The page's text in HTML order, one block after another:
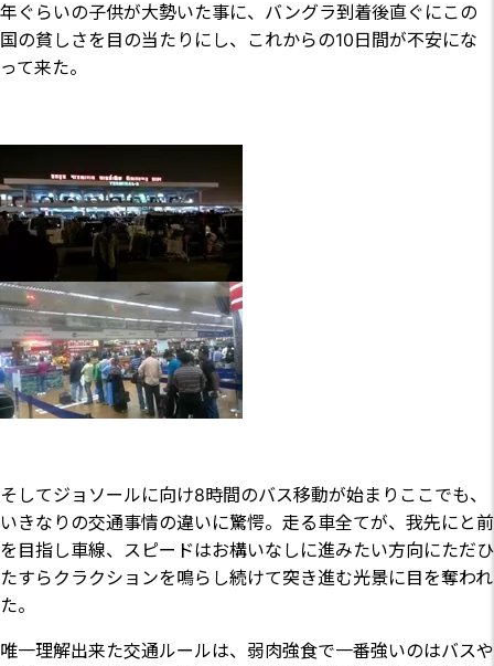
年ぐらいの子供が大勢いた事に、バングラ到着後直ぐにこの
国の貧しさを目の当たりにし、これからの10日間が不安にな
って来た。
そしてジョソールに向け8時間のバス移動が始まりここでも、
いきなりの交通事情の違いに驚愕。走る車全てが、我先にと前
を目指し車線、スピードはお構いなしに進みたい方向にただひ
たすらクラクションを鳴らし続けて突き進む光景に目を奪われ
た。
唯一理解出来た交通ルールは、弱肉強食で一番強いのはバスや